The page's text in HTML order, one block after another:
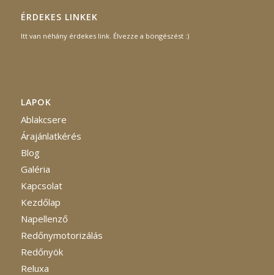
ÉRDEKES LINKEK
Itt van néhány érdekes link. Élvezze a böngészést :)
LAPOK
Ablakcsere
Árajánlatkérés
Blog
Galéria
Kapcsolat
Kezdőlap
Napellenző
Redőnymotorizálás
Redőnyök
Reluxa